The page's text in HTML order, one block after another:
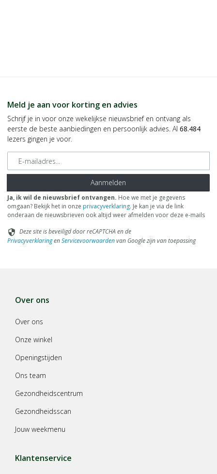
Meld je aan voor korting en advies
Schrijf je in voor onze wekelijkse nieuwsbrief en ontvang als
eerste de beste aanbiedingen en persoonlijk advies. Al 68.484
lezers gingen je voor.
E-mailadres
Aanmelden
Ja, ik wil de nieuwsbrief ontvangen. Hoe we met je gegevens
omgaan? Bekijk het in onze privacyverklaring. Je kan je via de link
onderaan de nieuwsbrieven ook altijd weer afmelden voor deze e-mails
security Deze site is beveiligd door reCAPTCHA en de
PrivacyverklaringenServicevoorwaardenvan Google zijn van toepassing
Over ons
Over ons
Onze winkel
Openingstijden
Ons team
Gezondheidscentrum
Gezondheidsscan
Jouw weekmenu
Klantenservice